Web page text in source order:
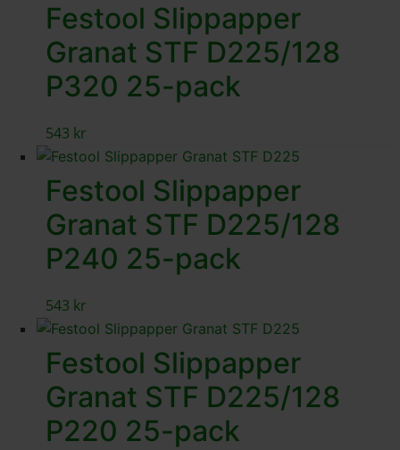
Festool Slippapper
Granat STF D225/128
P320 25-pack
543 kr
Festool Slippapper
Granat STF D225/128
P240 25-pack
543 kr
Festool Slippapper
Granat STF D225/128
P220 25-pack